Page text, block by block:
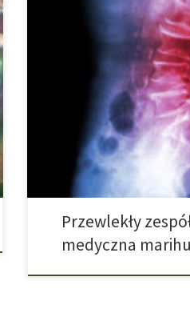
Określenie przewlekły zespół
kręgosłupa u pacjentów, które
jednoznacznej przyczynie. W
umiejscowienie bólu na
czy takowy syndrom może
Przewlekły
medyczna